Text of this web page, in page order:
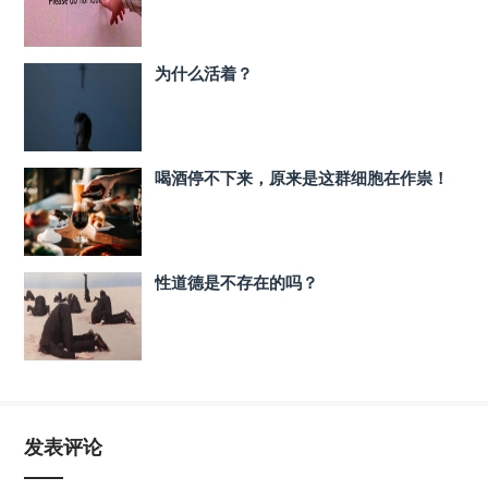
为什么活着？
喝酒停不下来，原来是这群细胞在作祟！
性道德是不存在的吗？
发表评论